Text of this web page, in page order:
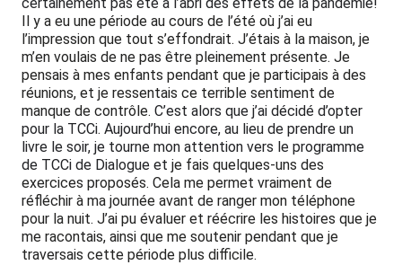
certainement pas été à l’abri des effets de la pandémie!
Il y a eu une période au cours de l’été où j’ai eu
l’impression que tout s’effondrait. J’étais à la maison, je
m’en voulais de ne pas être pleinement présente. Je
pensais à mes enfants pendant que je participais à des
réunions, et je ressentais ce terrible sentiment de
manque de contrôle. C’est alors que j’ai décidé d’opter
pour la TCCi. Aujourd’hui encore, au lieu de prendre un
livre le soir, je tourne mon attention vers le programme
de TCCi de Dialogue et je fais quelques-uns des
exercices proposés. Cela me permet vraiment de
réfléchir à ma journée avant de ranger mon téléphone
pour la nuit. J’ai pu évaluer et réécrire les histoires que je
me racontais, ainsi que me soutenir pendant que je
traversais cette période plus difficile.